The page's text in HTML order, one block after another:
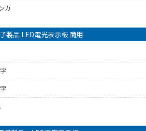
カ
製品 LED電光表示板 商用